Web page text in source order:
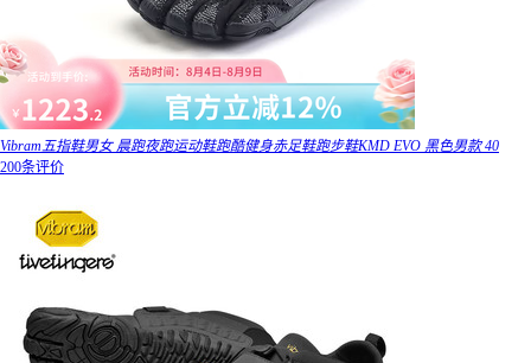
Vibram五指鞋男女 晨跑夜跑运动鞋跑酷健身赤足鞋跑步鞋KMD EVO 黑色男款 40
200条评价